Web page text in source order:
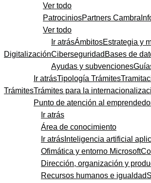
Ver todo
PatrociniosPartners Cambra
Ver todo
Digitalización
Ir atrásÁmbitosEstrategia y
Ciberseguridad Bases de
Ayudas y subvenciones
Trámites
Ir atrásTipología Trámites
Trámites para la
Punto de atención al
Ir atrás
Área de conocimiento
Ir atrás Inteligencia artificial
Ofimática y entorno Microsoft
Dirección, organización y
Recursos humanos e igualdad